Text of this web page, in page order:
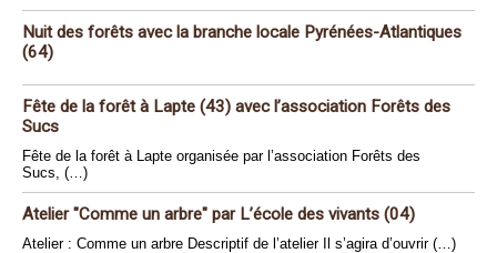
Nuit des forêts avec la branche locale Pyrénées-Atlantiques
(64)
Fête de la forêt à Lapte (43) avec l’association Forêts des
Sucs
Fête de la forêt à Lapte organisée par l’association Forêts des
Sucs, (…)
Atelier "Comme un arbre" par L’école des vivants (04)
Atelier : Comme un arbre Descriptif de l’atelier Il s’agira d’ouvrir (…)